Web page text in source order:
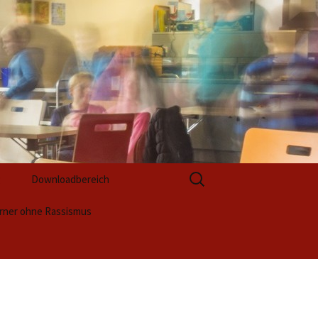
Downloadbereich
Formulare zur Anmeldung
ohne Rassismus
Suchen
nach: